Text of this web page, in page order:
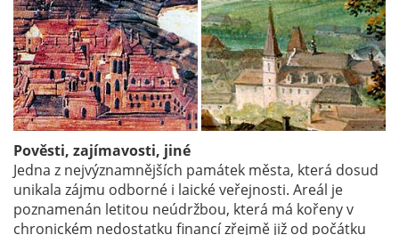
Pověsti, zajímavosti, jiné
Jedna z nejvýznamnějších památek města, která dosud
unikala zájmu odborné i laické veřejnosti. Areál je
poznamenán letitou neúdržbou, která má kořeny v
chronickém nedostatku financí zřejmě již od počátku